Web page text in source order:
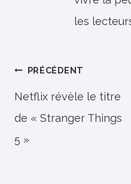
les
Navigation
de
l’article
PRÉCÉDENT
Netflix révèle le titre
de « Stranger Things
5 »